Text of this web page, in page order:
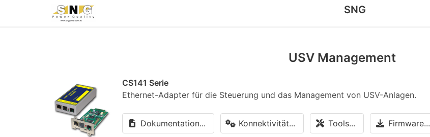
SNG
USV Management
CS141 Serie
Ethernet-Adapter für die Steuerung und das Management von USV-Anlagen.
Dokumentation... Konnektivität... Tools... Firmware...